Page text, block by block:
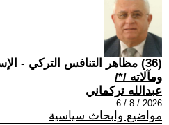
(36) مظاهر التنافس التركي -
ومآلاته /*/
عبدالله تركماني
2026 / 8 / 6
مواضيع وابحاث سياسية